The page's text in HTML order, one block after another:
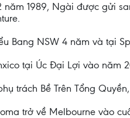
1989, Ngài được gửi
Bang NSW 4 năm và tại
tại Úc Đại Lợi vào năm
trách Bề Trên Tổng
trở về Melbourne vào